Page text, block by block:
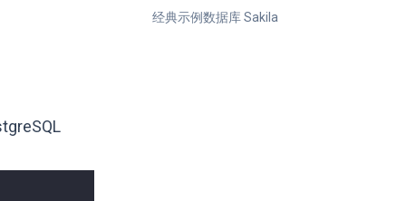
经典示例数据库 Sakila